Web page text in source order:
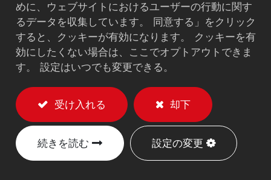
エコンLCDモニターアーム
7010B
説明
※モニターは除く
耐荷重：最大10kg。
VESA 75/100mmに対応。
LCDモニターの高さは調整可能です。
めに、ウェブサイトにおけるユーザーの行動に関す
るデータを収集しています。 同意する」をクリック
すると、クッキーが有効になります。 クッキーを有
効にしたくない場合は、ここでオプトアウトできま
す。 設定はいつでも変更できる。
受け入れる 却下
続きを読む 設定の変更